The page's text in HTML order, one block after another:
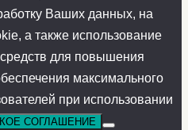
Ваших данных, на
а также использование
для повышения
максимального
при использовании
СОГЛАШЕНИЕ